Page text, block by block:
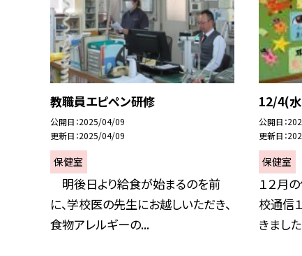
教職員エピペン研修
公開日 2025/04/09
更新日 2025/04/09
保健室
明後日より給食が始まるのを前
に、学校医の先生にお越しいただき、
食物アレルギーの...
12/4(水)
公開日
更新日
保健室
１２月
校通信
きました